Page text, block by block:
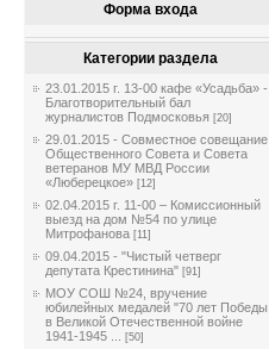
Форма входа
Категории раздела
23.01.2015 г. 13-00 кафе «Усадьба» -
Благотворительный бал
журналистов Подмосковья [20]
29.01.2015 - Совместное совещание
Общественного Совета и Совета
ветеранов МУ МВД России
«Люберецкое» [12]
02.04.2015 г. 11-00 – Комиссионный
выезд на дом №54 по улице
Митрофанова [11]
09.04.2015 - "Чистый четверг
депутата Крестинина" [91]
МОУ СОШ №24, вручение
юбилейных медалей "70 лет Победы
в Великой Отечественной войне
1941-1945 ...
[50]